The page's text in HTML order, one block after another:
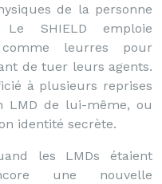
de la personne
SHIELD emploie
leurres pour
de tuer leurs agents.
à plusieurs reprises
LMD de lui-même, ou
identité secrète.
les LMDs étaient
une nouvelle